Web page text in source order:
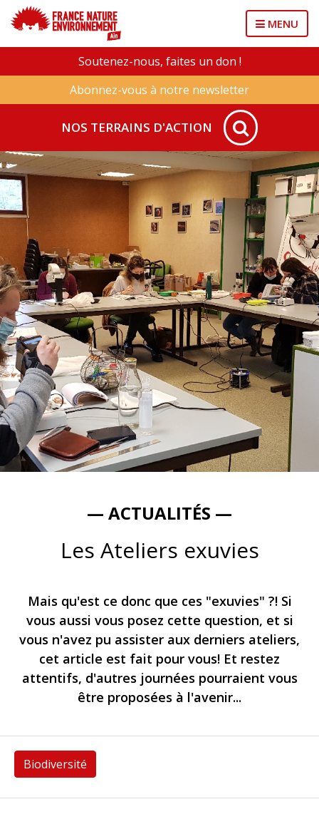
MENU
Soutenez-nous, faites un don !
Abonnez-vous à notre newsletter
NOS TERRAINS D'ACTION
— ACTUALITÉS —
Les Ateliers exuvies
Mais qu'est ce donc que ces "exuvies" ?! Si
vous aussi vous posez cette question, et si
vous n'avez pu assister aux derniers ateliers,
cet article est fait pour vous! Et restez
attentifs, d'autres journées pourraient vous
être proposées à l'avenir...
Biodiversité